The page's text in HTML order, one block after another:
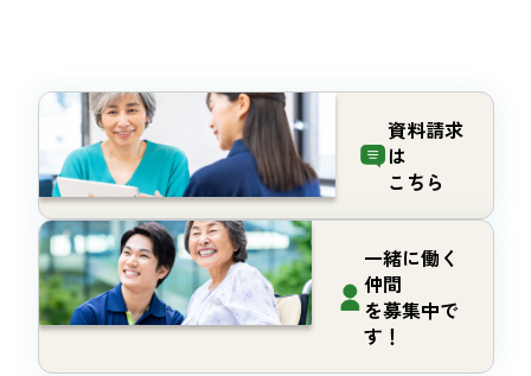
資料請求
は
こちら
一緒に働く
仲間
を募集中で
す！